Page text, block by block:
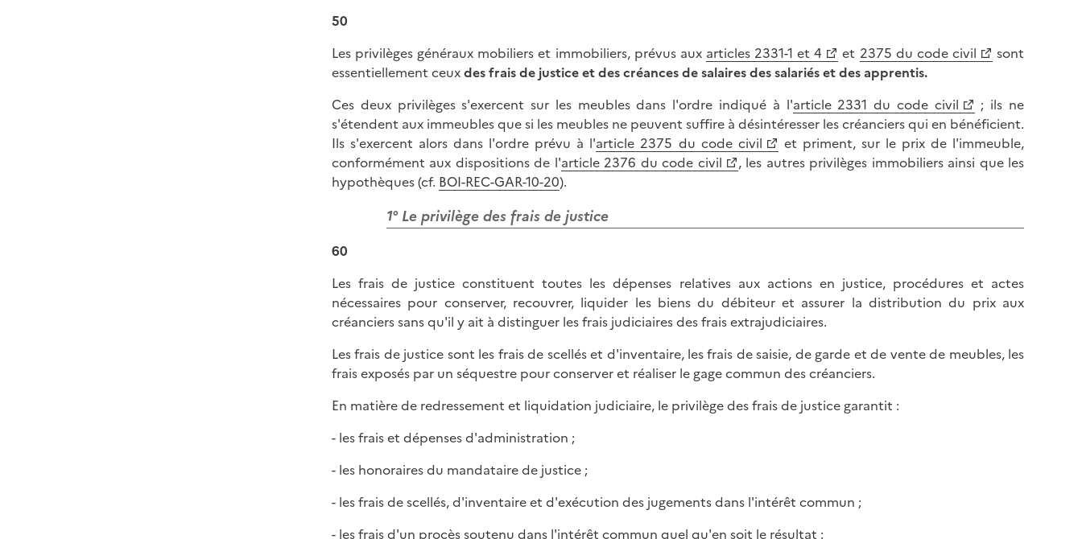
50
Les privilèges généraux mobiliers et immobiliers, prévus aux articles 2331-1 et 4 et 2375 du code civil
sont
essentiellement ceuxdes frais de justice et des créances de salaires des salariés et des apprentis.
Ces deux privilèges s'exercent sur les meubles dans l'ordre indiqué à l'article 2331 du code civil
; ils ne
s'étendent aux immeubles que si les meubles ne peuvent suffire à désintéresser les créanciers qui en bénéficient.
Ils s'exercent alors dans l'ordre prévu à l'article 2375 du code civil
et priment, sur le prix de l'immeuble,
conformément aux dispositions de l'article 2376 du code civil
, les autres privilèges immobiliers ainsi que les
hypothèques (cf. BOI-REC-GAR-10-20).
1° Le privilège des frais de justice
60
Les frais de justice constituent toutes les dépenses relatives aux actions en justice, procédures et actes
nécessaires pour conserver, recouvrer, liquider les biens du débiteur et assurer la distribution du prix aux
créanciers sans qu'il y ait à distinguer les frais judiciaires des frais extrajudiciaires.
Les frais de justice sont les frais de scellés et d'inventaire, les frais de saisie, de garde et de vente de meubles, les
frais exposés par un séquestre pour conserver et réaliser le gage commun des créanciers.
En matière de redressement et liquidation judiciaire, le privilège des frais de justice garantit :
- les frais et dépenses d'administration ;
- les honoraires du mandataire de justice ;
- les frais de scellés, d'inventaire et d'exécution des jugements dans l'intérêt commun ;
- les frais d'un procès soutenu dans l'intérêt commun quel qu'en soit le résultat ;